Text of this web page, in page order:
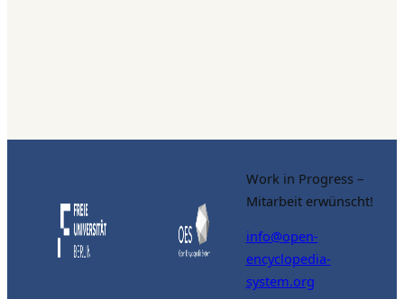
Work in Progress –
Mitarbeit erwünscht!
info@open-
encyclopedia-
system.org